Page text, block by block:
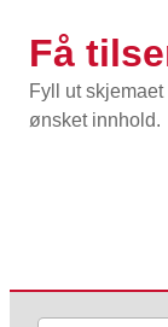
Få
Fyll ut
ønsket innhold.